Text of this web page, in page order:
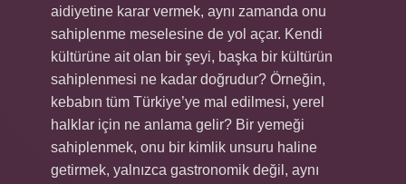
aidiyetine karar vermek, aynı zamanda onu
sahiplenme meselesine de yol açar. Kendi
kültürüne ait olan bir şeyi, başka bir kültürün
sahiplenmesi ne kadar doğrudur? Örneğin,
kebabın tüm Türkiye’ye mal edilmesi, yerel
halklar için ne anlama gelir? Bir yemeği
sahiplenmek, onu bir kimlik unsuru haline
getirmek, yalnızca gastronomik değil, aynı